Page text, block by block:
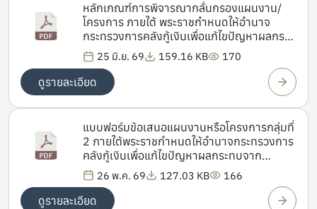
หลักเกณฑ์การพิจารณากลั่นกรองแผนงาน/
โครงการ ภายใต้ พระราชกำหนดให้อำนาจ
กระทรวงการคลังกู้เงินเพื่อแก้ไขปัญหาผลกระ
ทบจากสถานการณ์วิกฤตด้านพลังงานและ
สร้างการเปลี่ยนผ่านด้านพลังงานของประเทศ
พ.ศ. 2569
25 มิ.ย. 69 159.16 KB 170
ดูรายละเอียด
แบบฟอร์มข้อเสนอแผนงานหรือโครงการกลุ่มที่
2 ภายใต้พระราชกำหนดให้อำนาจกระทรวงการ
คลังกู้เงินเพื่อแก้ไขปัญหาผลกระทบจาก
สถานการณ์วิกฤตด้านพลังงานและสร้างการ
เปลี่ยนผ่านด้านพลังงานของประเทศ พ.ศ.
2569
26 พ.ค. 69 127.03 KB 166
ดูรายละเอียด